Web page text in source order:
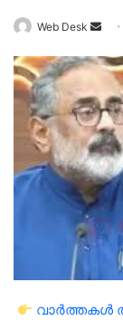
Web Desk
Send
വാർത്തകൾ